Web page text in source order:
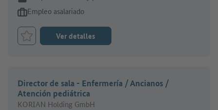
Tipo de oferta de empleo:
Empleo asalariado
Marcar el trabajo como favorito
Ver detalles
Director de sala - Enfermería / Ancianos /
Atención pediátrica
KORIAN Holding GmbH